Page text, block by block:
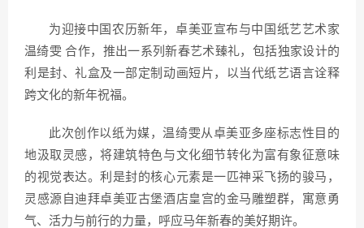
为迎接中国农历新年，卓美亚宣布与中国纸艺艺术家
温绮雯 合作，推出一系列新春艺术臻礼，包括独家设计的
利是封、礼盒及一部定制动画短片，以当代纸艺语言诠释
跨文化的新年祝福。
此次创作以纸为媒，温绮雯从卓美亚多座标志性目的
地汲取灵感，将建筑特色与文化细节转化为富有象征意味
的视觉表达。利是封的核心元素是一匹神采飞扬的骏马，
灵感源自迪拜卓美亚古堡酒店皇宫的金马雕塑群，寓意勇
气、活力与前行的力量，呼应马年新春的美好期许。